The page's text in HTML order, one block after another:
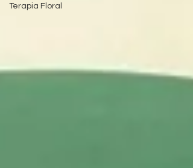
Terapia Floral